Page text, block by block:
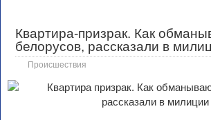
Квартира-призрак. Как
белорусов, рассказали в
Происшествия